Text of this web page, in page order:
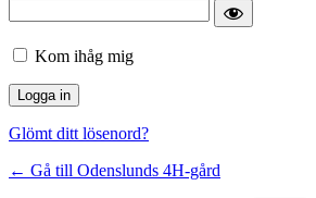
Kom ihåg mig
Glömt ditt lösenord?
← Gå till Odenslunds 4H-gård